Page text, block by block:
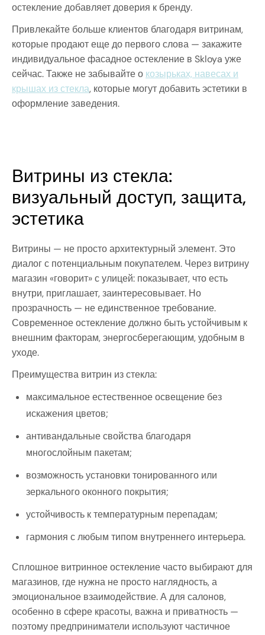
остекление добавляет доверия к бренду.
Привлекайте больше клиентов благодаря витринам,
которые продают еще до первого слова — закажите
индивидуальное фасадное остекление в Skloya уже
сейчас. Также не забывайте о козырьках, навесах и
крышах из стекла, которые могут добавить эстетики в
оформление заведения.
Витрины из стекла:
визуальный доступ, защита,
эстетика
Витрины — не просто архитектурный элемент. Это
диалог с потенциальным покупателем. Через витрину
магазин «говорит» с улицей: показывает, что есть
внутри, приглашает, заинтересовывает. Но
прозрачность — не единственное требование.
Современное остекление должно быть устойчивым к
внешним факторам, энергосберегающим, удобным в
уходе.
Преимущества витрин из стекла:
максимальное естественное освещение без
искажения цветов;
антивандальные свойства благодаря
многослойным пакетам;
возможность установки тонированного или
зеркального оконного покрытия;
устойчивость к температурным перепадам;
гармония с любым типом внутреннего интерьера.
Сплошное витринное остекление часто выбирают для
магазинов, где нужна не просто наглядность, а
эмоциональное взаимодействие. А для салонов,
особенно в сфере красоты, важна и приватность —
поэтому предприниматели используют частичное